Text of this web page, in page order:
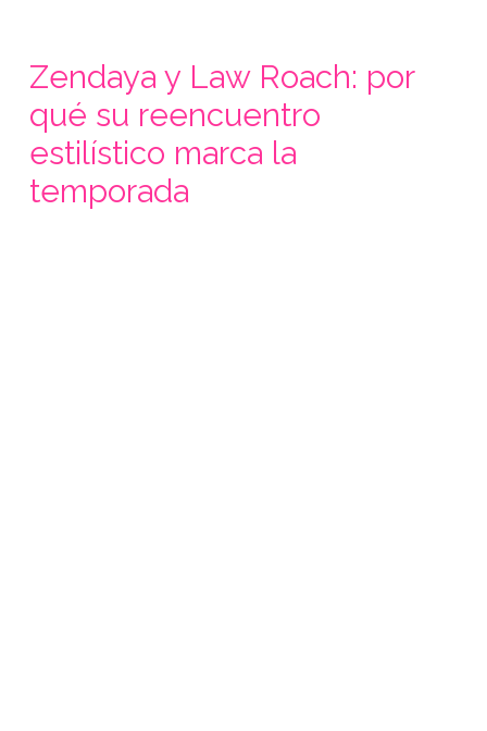
Zendaya y Law Roach: por
qué su reencuentro
estilístico marca la
temporada